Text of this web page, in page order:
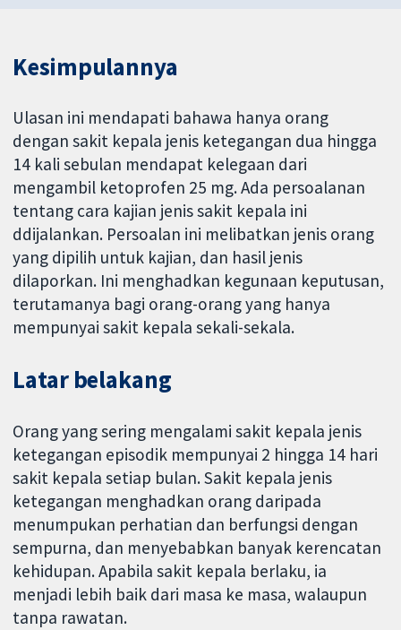
Kesimpulannya
Ulasan ini mendapati bahawa hanya orang
dengan sakit kepala jenis ketegangan dua hingga
14 kali sebulan mendapat kelegaan dari
mengambil ketoprofen 25 mg. Ada persoalanan
tentang cara kajian jenis sakit kepala ini
ddijalankan. Persoalan ini melibatkan jenis orang
yang dipilih untuk kajian, dan hasil jenis
dilaporkan. Ini menghadkan kegunaan keputusan,
terutamanya bagi orang-orang yang hanya
mempunyai sakit kepala sekali-sekala.
Latar belakang
Orang yang sering mengalami sakit kepala jenis
ketegangan episodik mempunyai 2 hingga 14 hari
sakit kepala setiap bulan. Sakit kepala jenis
ketegangan menghadkan orang daripada
menumpukan perhatian dan berfungsi dengan
sempurna, dan menyebabkan banyak kerencatan
kehidupan. Apabila sakit kepala berlaku, ia
menjadi lebih baik dari masa ke masa, walaupun
tanpa rawatan.